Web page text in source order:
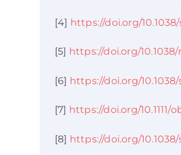
[4] https://doi.org/
[5] https://doi.org/
[6] https://doi.org/
[7] https://doi.org/10.1111/
[8] https://doi.org/